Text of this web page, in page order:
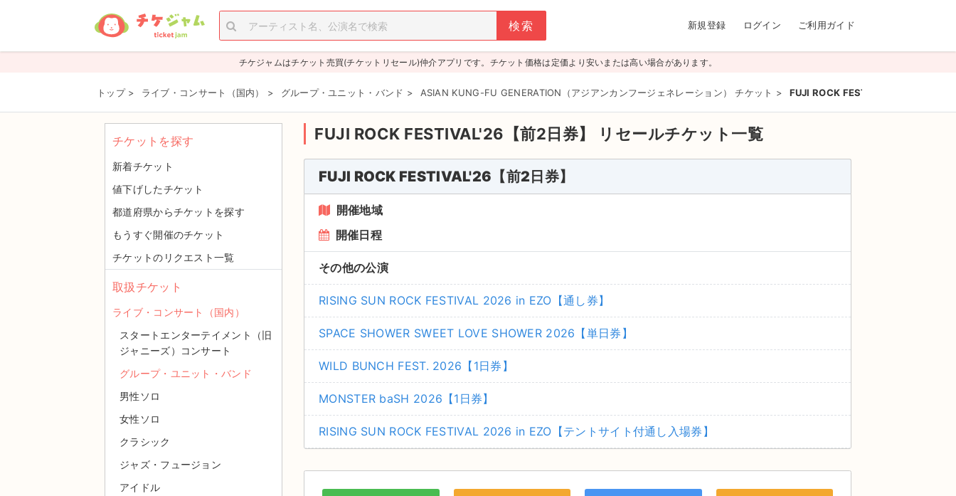
新規登録 ログイン ご利用ガイド
チケジャムはチケット売買(チケットリセール)仲介アプリです。チケット価格は定価より安いまたは高い場合があります。
トップ > ライブ・コンサート（国内） > グループ・ユニット・バンド > ASIAN KUNG-FU GENERATION（アジアンカンフージェネレーション） チケット > FUJI ROCK FESTIVAL'26【前2日券
FUJI ROCK FESTIVAL'26【前2日券】 リセールチケット一覧
FUJI ROCK FESTIVAL'26【前2日券】
開催地域
開催日程
その他の公演
RISING SUN ROCK FESTIVAL 2026 in EZO【通し券】
SPACE SHOWER SWEET LOVE SHOWER 2026【単日券】
WILD BUNCH FEST. 2026【1日券】
MONSTER baSH 2026【1日券】
RISING SUN ROCK FESTIVAL 2026 in EZO【テントサイト付通し⼊場券】
チケットを探す
新着チケット
値下げしたチケット
都道府県からチケットを探す
もうすぐ開催のチケット
チケットのリクエスト一覧
取扱チケット
ライブ・コンサート（国内）
スタートエンターテイメント（旧
ジャニーズ）コンサート
グループ・ユニット・バンド
男性ソロ
女性ソロ
クラシック
ジャズ・フュージョン
アイドル